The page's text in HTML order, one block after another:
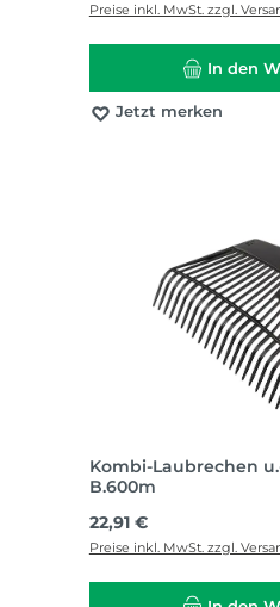
Preise inkl. MwSt. zzgl.
In den
Jetzt merken
Kombi-Laubrechen
B.600m
Regulärer Preis:
22,91 €
Preise inkl. MwSt. zzgl.